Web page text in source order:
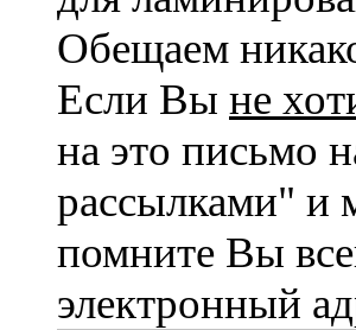
Обещаем
Если Вы не
на это письмо
рассылками" и
помните Вы
электронный